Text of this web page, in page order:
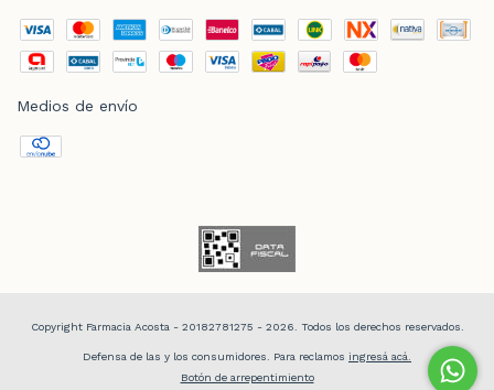
Medios de envío
Copyright Farmacia Acosta - 20182781275 - 2026. Todos los derechos reservados.
Defensa de las y los consumidores. Para reclamos ingresá acá.
Botón de arrepentimiento